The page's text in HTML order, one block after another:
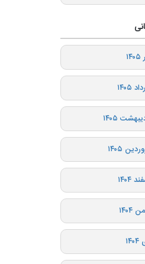
۱۴۰۵
۱۴۰۵
۱۴۰۵
۱۴۰۴